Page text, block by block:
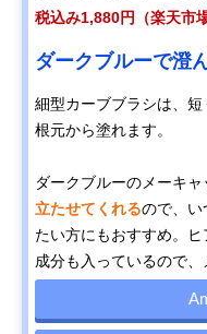
税込み1,880円（楽天市場
ダークブルーで澄
細型カーブブラシは、
根元から塗れます。
ダークブルーのメーキャ
立たせてくれるので、い
たい方にもおすすめ。
成分も入っているので、